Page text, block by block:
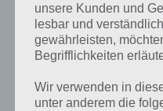
unsere Kunden und
lesbar und
gewährleisten,
Begrifflichkeiten
Wir verwenden in
unter anderem die